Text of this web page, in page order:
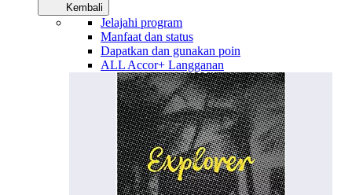
Kembali
Jelajahi program
Manfaat dan status
Dapatkan dan gunakan poin
ALL Accor+ Langganan